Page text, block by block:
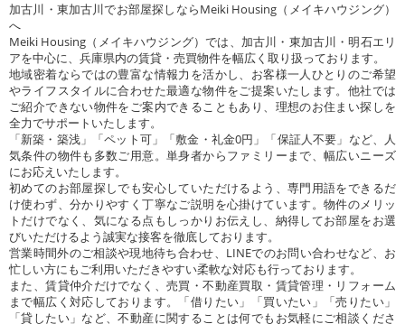
加古川・東加古川でお部屋探しならMeiki Housing（メイキハウジング）
へ
Meiki Housing（メイキハウジング）では、加古川・東加古川・明石エリ
アを中心に、兵庫県内の賃貸・売買物件を幅広く取り扱っております。
地域密着ならではの豊富な情報力を活かし、お客様一人ひとりのご希望
やライフスタイルに合わせた最適な物件をご提案いたします。他社では
ご紹介できない物件をご案内できることもあり、理想のお住まい探しを
全力でサポートいたします。
「新築・築浅」「ペット可」「敷金・礼金0円」「保証人不要」など、人
気条件の物件も多数ご用意。単身者からファミリーまで、幅広いニーズ
にお応えいたします。
初めてのお部屋探しでも安心していただけるよう、専門用語をできるだ
け使わず、分かりやすく丁寧なご説明を心掛けています。物件のメリッ
トだけでなく、気になる点もしっかりお伝えし、納得してお部屋をお選
びいただけるよう誠実な接客を徹底しております。
営業時間外のご相談や現地待ち合わせ、LINEでのお問い合わせなど、お
忙しい方にもご利用いただきやすい柔軟な対応も行っております。
また、賃貸仲介だけでなく、売買・不動産買取・賃貸管理・リフォーム
まで幅広く対応しております。「借りたい」「買いたい」「売りたい」
「貸したい」など、不動産に関することは何でもお気軽にご相談くださ